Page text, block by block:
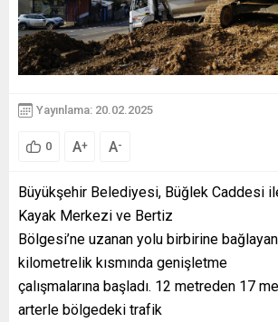
Yayınlama: 20.02.2025
0 A+ A-
Büyükşehir Belediyesi, Büğlek Caddesi
Kayak Merkezi ve Bertiz
Bölgesi’ne uzanan yolu birbirine
kilometrelik kısmında genişletme
çalışmalarına başladı. 12 metreden 17
arterle bölgedeki trafik